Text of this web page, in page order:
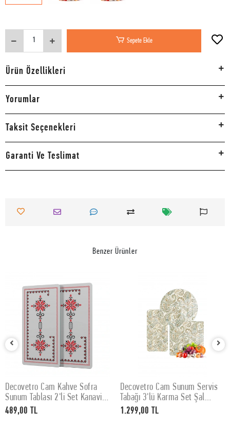
Sepete Ekle
Ürün Özellikleri
Yorumlar
Taksit Seçenekleri
Garanti Ve Teslimat
Benzer Ürünler
SEPETE EKLE
Decovetro Cam Kahve Sofra
Sunum Tablası 2'li Set Kanaviçe
Desenli 30 x 15 cm
489,00 TL
SEPETE EKLE
Decovetro Cam Sunum Servis
Tabağı 3'lü Karma Set Şal
Desenli
1.299,00 TL